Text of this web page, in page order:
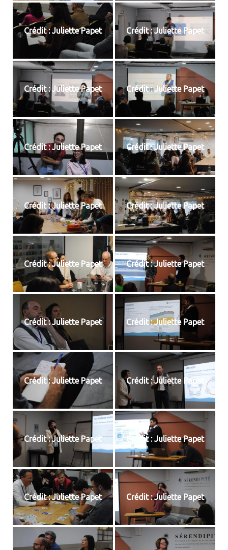
Crédit : Juliette Papet Crédit : Juliette Papet
Crédit : Juliette Papet Crédit : Juliette Papet
Crédit : Juliette Papet Crédit : Juliette Papet
Crédit : Juliette Papet Crédit : Juliette Papet
Crédit : Juliette Papet Crédit : Juliette Papet
Crédit : Juliette Papet Crédit : Juliette Papet
Crédit : Juliette Papet Crédit : Juliette Papet
Crédit : Juliette Papet Crédit : Juliette Papet
Crédit : Juliette Papet Crédit : Juliette Papet